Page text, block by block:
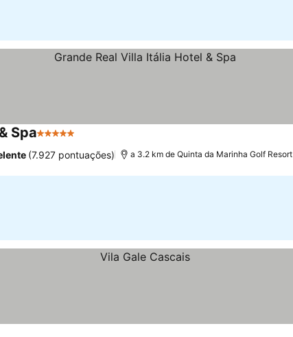
Spa5 Estrelas
(7.927 pontuações) a 3.2 km de Quinta da Marinha Golf Resort